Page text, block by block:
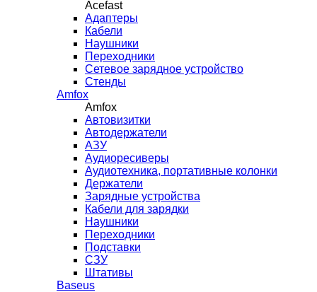
Acefast
Адаптеры
Кабели
Наушники
Переходники
Сетевое зарядное устройство
Стенды
Amfox
Amfox
Автовизитки
Автодержатели
АЗУ
Аудиоресиверы
Аудиотехника, портативные колонки
Держатели
Зарядные устройства
Кабели для зарядки
Наушники
Переходники
Подставки
СЗУ
Штативы
Baseus